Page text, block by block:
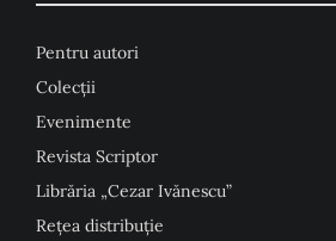
Pentru autori
Colecţii
Evenimente
Revista Scriptor
Librăria „Cezar Ivănescu”
Rețea distribuție